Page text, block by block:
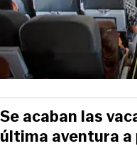
Se acaban las
última aventura